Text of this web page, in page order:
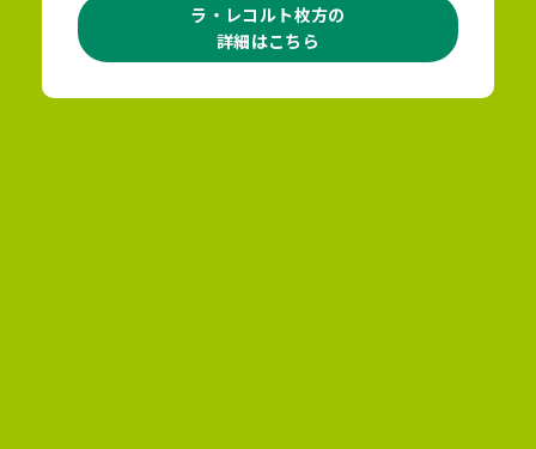
ラ・レコルト枚方の
詳細はこちら